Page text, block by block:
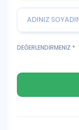
DEĞERLENDİRMENİZ *